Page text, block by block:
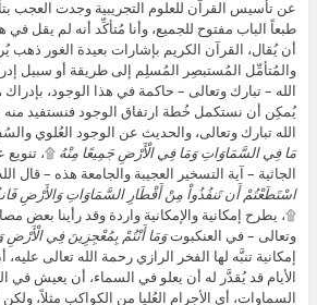
عن تأسيس القرآن للعلوم التجريبية وجدت العجب
طبعاً الباب مفتوح للجميع، وأنا مُتأكِّد أنه لم يقل في
أن يُقال، القرآن الكريم بإشارات بعيدة الغور ذهب
والمُتأمِّل المُستبصِر المُسلِم إلى طريقة أو سبيل
الله – تبارك وتعالى – حاكمة في هذا الوجود، بإدراك
يُمكِن أن نستكمل خُطة ارتفاق الوجود فنستفيد
الله تبارك وتعالى، والحديث عن الوجود العُلوي
مَا فِي السَّمَاوَاتِ وَمَا فِي الْأَرْضِ جَمِيعًا مِنْهُ ۩، تنويع
الجاثية – آية التسخير العجيبة والجامعة هذه – قال
اسْتَطَعْتُمْ أَن تَنفُذُواْ مِنْ أَقْطَارِ السَّمَاوَاتِ وَالأَرْضِ
۩، يطرح إمكانية والإمكانية واردة وقد رأينا بعض
وتعالى – في العنكبوتوَمَا أَنْتُمْ بِمُعْجِزِينَ فِي الْأَرْضِ
إمكانية تنبَّه لها الفخر الرازي رحمة الله تعالى
الأيام قد يُقدَّر له أن يعلو في السماء، أن يعيش في
السماوات، أي الأجرام العُليا من الكواكب مثلاً، ولكن